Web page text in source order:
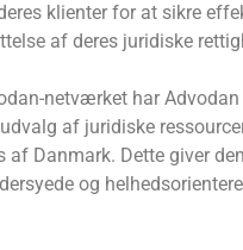
klienter for at sikre
af deres juridiske
netværket har
af juridiske
Danmark. Dette giver
og